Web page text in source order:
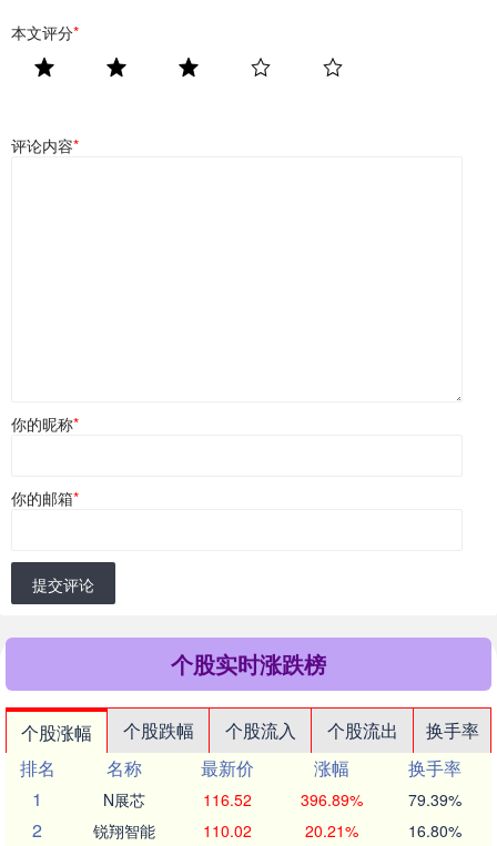
本文评分*
评论内容*
你的昵称*
你的邮箱*
提交评论
个股实时涨跌榜
个股涨幅 个股跌幅 个股流入 个股流出
换手率
排名
名称 最新价 涨幅
换手率
1
N展芯 116.52 396.89% 79.39%
2 锐翔智能 110.02 20.21% 16.80%